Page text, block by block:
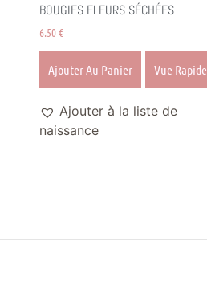
BOUGIES FLEURS SÉCHÉES
6.50€
Ajouter Au Panier Vue Rapide
Ajouter à la liste de
naissance